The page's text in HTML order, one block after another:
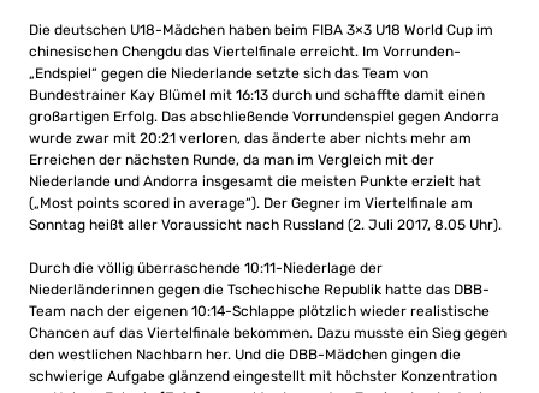
Die deutschen U18-Mädchen haben beim FIBA 3×3 U18 World Cup im
chinesischen Chengdu das Viertelfinale erreicht. Im Vorrunden-
„Endspiel“ gegen die Niederlande setzte sich das Team von
Bundestrainer Kay Blümel mit 16:13 durch und schaffte damit einen
großartigen Erfolg. Das abschließende Vorrundenspiel gegen Andorra
wurde zwar mit 20:21 verloren, das änderte aber nichts mehr am
Erreichen der nächsten Runde, da man im Vergleich mit der
Niederlande und Andorra insgesamt die meisten Punkte erzielt hat
(„Most points scored in average“). Der Gegner im Viertelfinale am
Sonntag heißt aller Voraussicht nach Russland (2. Juli 2017, 8.05 Uhr).
Durch die völlig überraschende 10:11-Niederlage der
Niederländerinnen gegen die Tschechische Republik hatte das DBB-
Team nach der eigenen 10:14-Schlappe plötzlich wieder realistische
Chancen auf das Viertelfinale bekommen. Dazu musste ein Sieg gegen
den westlichen Nachbarn her. Und die DBB-Mädchen gingen die
schwierige Aufgabe glänzend eingestellt mit höchster Konzentration